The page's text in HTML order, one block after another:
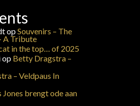
opSouvenirs – The
A Tribute
in the top… of 2025
op Betty Dragstra –
– Veldpaus In
Jones brengt ode aan